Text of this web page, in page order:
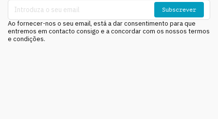
Subscrever
Ao fornecer-nos o seu email, está a dar consentimento para que
entremos em contacto consigo e a concordar com os nossos termos
e condições.